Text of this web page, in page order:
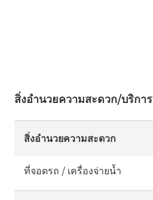
สิ่งอำนวยความสะดวก/บริการ
สิ่งอำนวยความสะดวก
ที่จอดรถ / เครื่องจ่ายน้ำ